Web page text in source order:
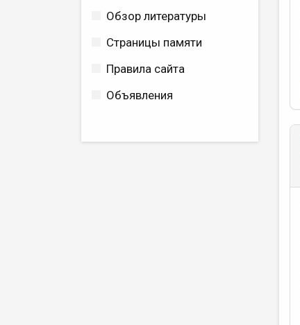
Обзор литературы
Страницы памяти
Правила сайта
Объявления